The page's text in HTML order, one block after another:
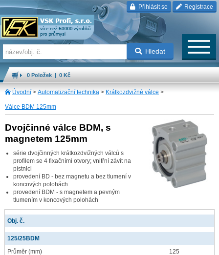
Přihlásit se Registrace
Hledat
0 Položek | 0 Kč
Úvodní > Automatizační technika > Krátkozdvižné válce >
Válce BDM 125mm
Dvojčinné válce BDM, s
magnetem 125mm
série dvojčinných krátkozdvižných válců s
profilem se 4 fixačními otvory; vnitřní závit na
pístnici
provedení BD - bez magnetu a bez tlumení v
koncových polohách
provedení BDM - s magnetem a pevným
tlumením v koncových polohách
Obj. č.
125/25BDM
Průměr (mm)
125